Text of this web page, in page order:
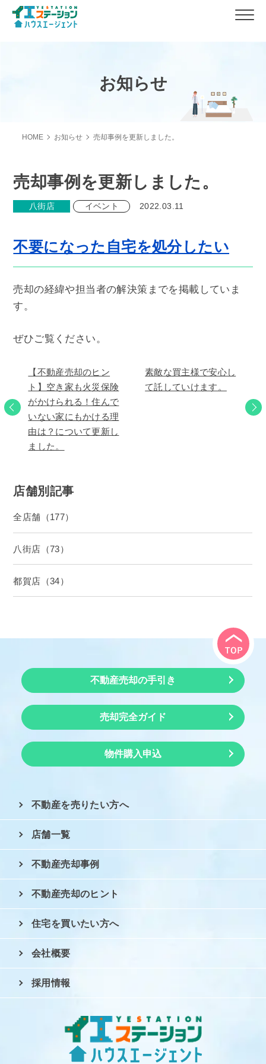
お知らせ
HOME お知らせ 売却事例を更新しました。
売却事例を更新しました。
八街店 イベント 2022.03.11
不要になった自宅を処分したい
売却の経緯や担当者の解決策までを掲載していま
す。
ぜひご覧ください。
【不動産売却のヒン
ト】空き家も火災保険
がかけられる！住んで
いない家にもかける理
由は？について更新し
ました。
素敵な買主様で安心し
て託していけます。
店舗別記事
全店舗（177）
八街店（73）
都賀店（34）
不動産売却の手引き
売却完全ガイド
物件購入申込
不動産を売りたい方へ
店舗一覧
不動産売却事例
不動産売却のヒント
住宅を買いたい方へ
会社概要
採用情報